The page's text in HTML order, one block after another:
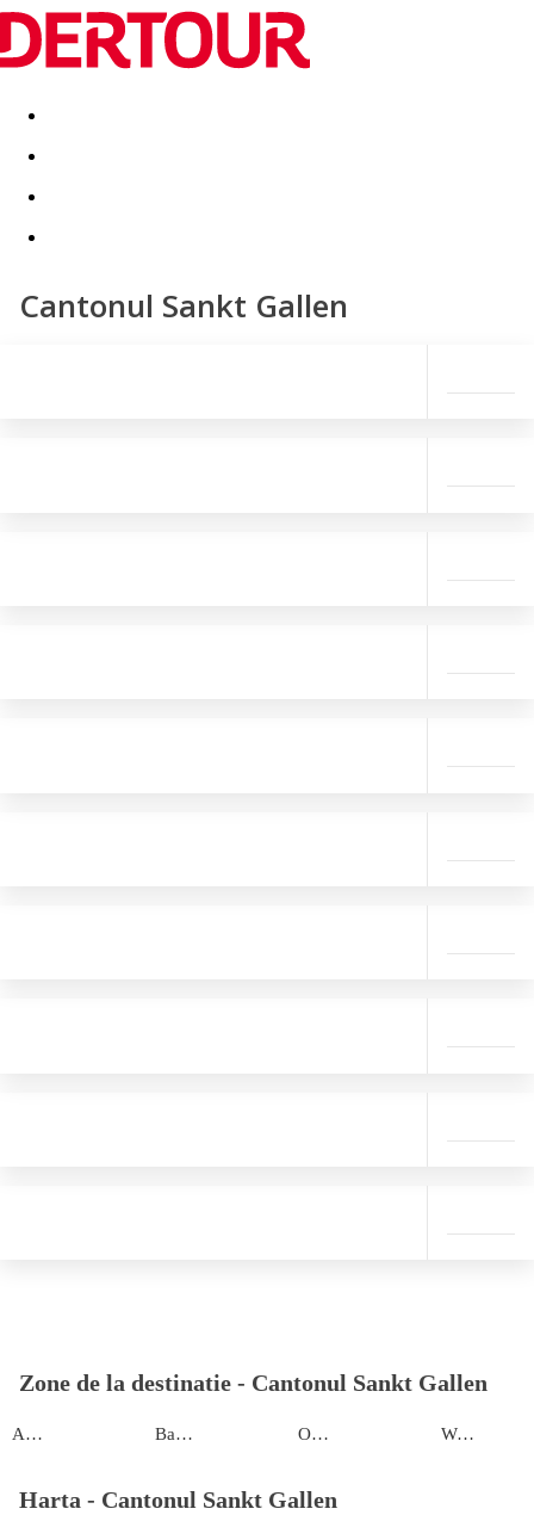
Destinatii Vacanta perfecta OFERTE DE NERATAT
Cantonul Sankt Gallen
Zone de la destinatie - Cantonul Sankt Gallen
Appenzell Bad Ragaz Oberterzen Weesen
Harta - Cantonul Sankt Gallen